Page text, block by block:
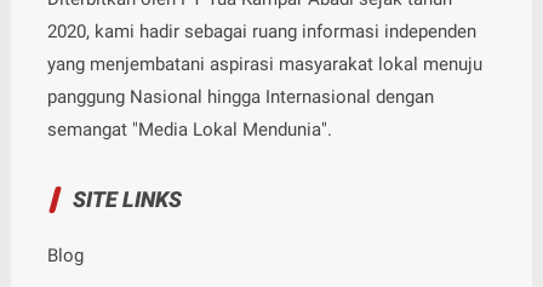
2020, kami hadir sebagai ruang informasi independen
yang menjembatani aspirasi masyarakat lokal menuju
panggung Nasional hingga Internasional dengan
semangat "Media Lokal Mendunia".
SITE LINKS
Blog